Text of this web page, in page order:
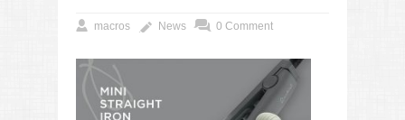
macros News 0 Comment